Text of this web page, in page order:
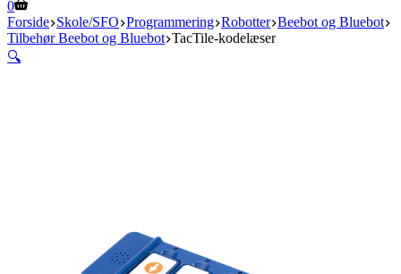
Indkøbskurv
0
Forside Skole/SFO Programmering Robotter Beebot og Bluebot
Tilbehør Beebot og Bluebot TacTile-kodelæser
🔍